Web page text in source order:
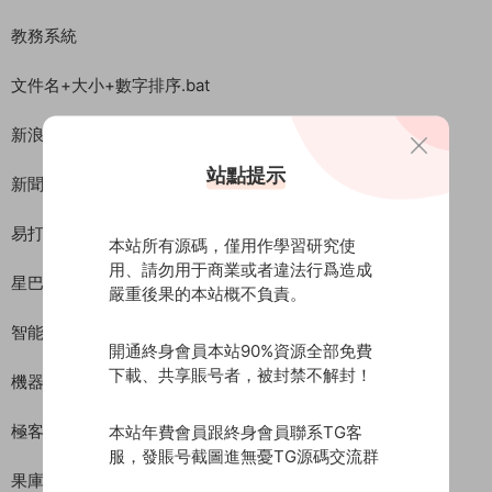
教務系統
文件名+大小+數字排序.bat
新浪讀書
新聞客戶端
易打卡 表單設計
星巴克中國
智能機器人
機器人兔兔
極客學院
果庫
站點提示
本站所有源碼，僅用作學習研究使
用、請勿用于商業或者違法行爲造成
嚴重後果的本站概不負責。
開通終身會員本站90%資源全部免費
下載、共享賬号者，被封禁不解封！
本站年費會員跟終身會員聯系TG客
服，發賬号截圖進無憂TG源碼交流群